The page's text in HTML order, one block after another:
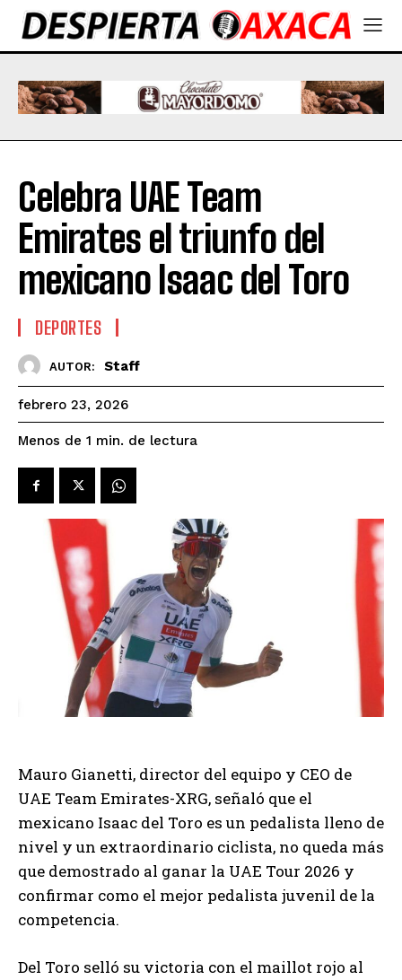
Celebra UAE Team
Emirates el triunfo del
mexicano Isaac del Toro
DEPORTES
AUTOR: Staff
febrero 23, 2026
Menos de 1 min. de lectura
Mauro Gianetti, director del equipo y CEO de
UAE Team Emirates-XRG, señaló que el
mexicano Isaac del Toro es un pedalista lleno de
nivel y un extraordinario ciclista, no queda más
que demostrado al ganar la UAE Tour 2026 y
confirmar como el mejor pedalista juvenil de la
competencia.
Del Toro selló su victoria con el maillot rojo al